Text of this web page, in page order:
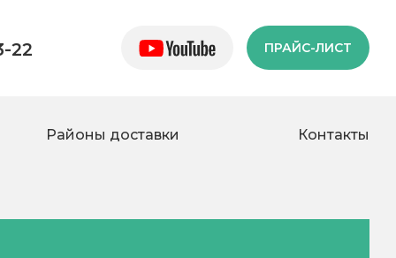
22 ПРАЙС-ЛИСТ
Районы доставки Контакты